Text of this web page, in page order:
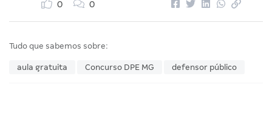
0 0
Tudo que sabemos sobre:
aula gratuita Concurso DPE MG defensor público